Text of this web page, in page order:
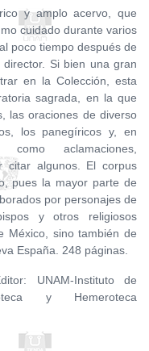
y amplo acervo, que
cuidado durante varios
poco tiempo después de
Si bien una gran
en la Colección, esta
sagrada, en la que
las oraciones de diverso
los panegíricos y, en
aclamaciones,
citar algunos. El corpus
pues la mayor parte de
por personajes de
y otros religiosos
México, sino también de
España. 248 páginas.
UNAM-Instituto de
y Hemeroteca